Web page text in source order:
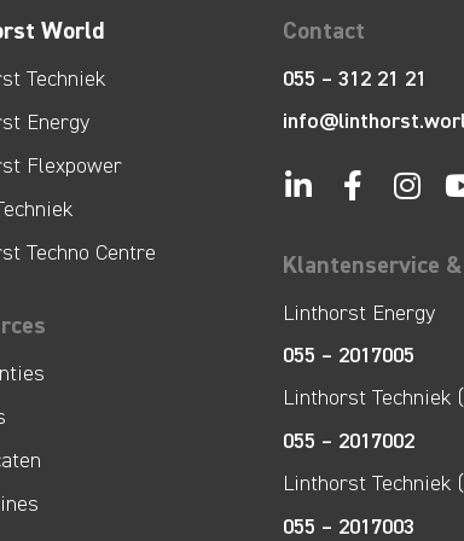
World
Techniek
Energy
Flexpower
Techno Centre
Contact
055 – 312 21 21
Klantenservice
Linthorst Energy
055 – 2017005
Linthorst Techniek
055 – 2017002
Linthorst Techniek
055 – 2017003